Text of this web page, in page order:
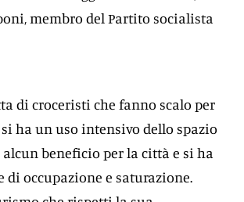
membro del Partito socialista
di croceristi che fanno scalo per
ha un uso intensivo dello spazio
beneficio per la città e si ha
di occupazione e saturazione.